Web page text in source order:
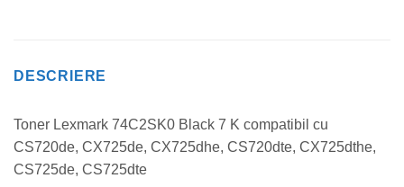
DESCRIERE
Toner Lexmark 74C2SK0 Black 7 K compatibil cu
CS720de, CX725de, CX725dhe, CS720dte, CX725dthe,
CS725de, CS725dte